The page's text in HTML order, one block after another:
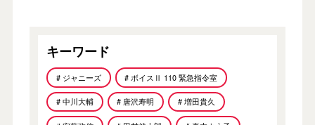
キーワード
# ジャニーズ # ボイスⅡ 110 緊急指令室
# 中川大輔 # 唐沢寿明 # 増田貴久